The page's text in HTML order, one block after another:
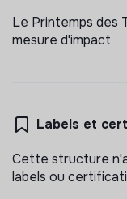
Le Printemps des
mesure d'impact
Labels et
Cette structure
labels ou